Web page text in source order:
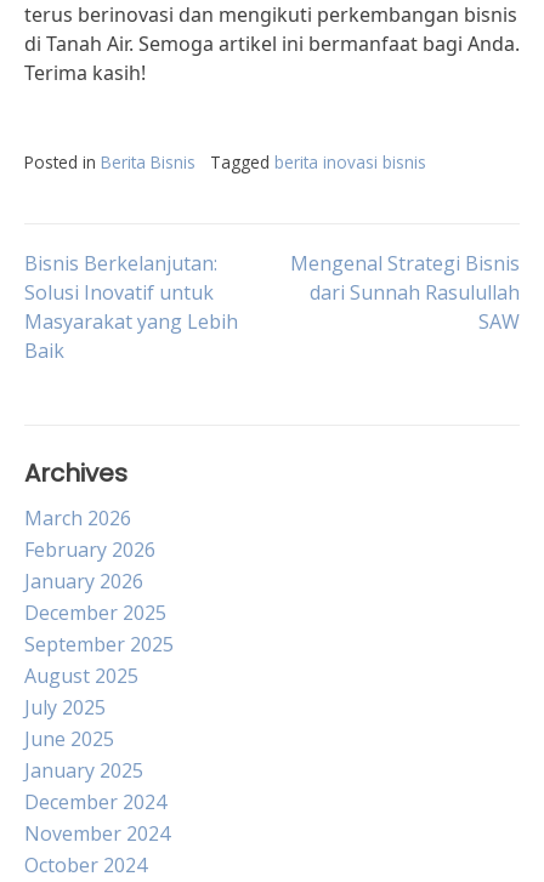
terus berinovasi dan mengikuti perkembangan bisnis
di Tanah Air. Semoga artikel ini bermanfaat bagi Anda.
Terima kasih!
Posted in Berita Bisnis Tagged berita inovasi bisnis
Post
navigation
Bisnis Berkelanjutan:
Solusi Inovatif untuk
Masyarakat yang Lebih
Baik
Mengenal Strategi Bisnis
dari Sunnah Rasulullah
SAW
Archives
March 2026
February 2026
January 2026
December 2025
September 2025
August 2025
July 2025
June 2025
January 2025
December 2024
November 2024
October 2024